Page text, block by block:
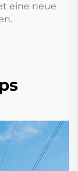
eine neue